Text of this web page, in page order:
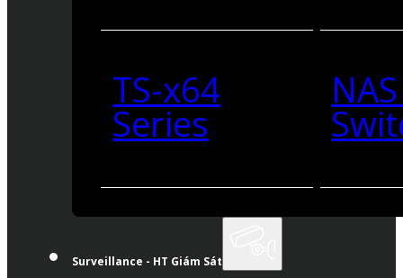
TS-x64
Series
Surveillance - HT Giám Sát